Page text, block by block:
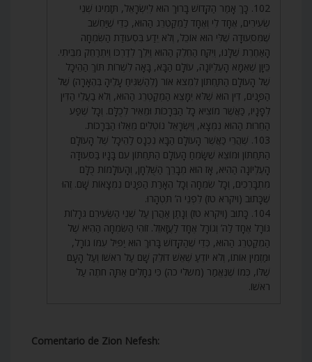
102. כָּךְ אָמַר הַקָּדוֹשׁ בָּרוּךְ הוּא לְיִשְׂרָאֵל, תַּזְמִינוּ שְׁנֵי
שְׂעִירִים, אֶחָד לִי וְאֶחָד לַמְקַטְרֵג הַהוּא, כְּדֵי שֶׁיַּחְשֹׁב
שֶׁמִּסְּעוּדָה שֶׁלִּי הוּא אוֹכֵל, וְלֹא יֵדַע בִּסְעוּדַת הַשִּׂמְחָה
הָאַחֶרֶת שֶׁלָּנוּ, וְיִקַּח הַחֵלֶק הַהוּא וְיֵלֵךְ לְדַרְכּוֹ וְיִתְרַחֵק מִבֵּיתִי.
כֵּיוָן שֶׁאִמָּא הָעֶלְיוֹנָה, עוֹלָם הַבָּא, בָּאָה לִשְׁרוֹת תּוֹךְ הַהֵיכָל
שֶׁל הָעוֹלָם הַתַּחְתּוֹן לִמְצֹא אוֹר (לְהַשְׁגִּיחַ עָלֶיהָ בְּהֶאָרָה) שֶׁל
הַפָּנִים, דִּין הוּא שֶׁלֹּא יִמָּצֵא הַמְקַטְרֵג הַהוּא, וְלֹא בַעֲלֵי הַדִּין
לְפָנָיו, כַּאֲשֶׁר מוֹצִיא כָל הַבְּרָכוֹת וּמֵאִיר לְכֻלָּם. וְכָל שֶׁפַע
הַחֵרוּת הַהוּא נִמְצָא, וְיִשְׂרָאֵל נוֹטְלִים מֵאֵלּוּ הַבְּרָכוֹת.
103. שֶׁהֲרֵי כַּאֲשֶׁר הָעוֹלָם הַבָּא נִכְנָס לַהֵיכָל שֶׁל הָעוֹלָם
הַתַּחְתּוֹן וּמוֹצֵא שֶׁשָּׂמֵחַ הָעוֹלָם הַתַּחְתּוֹן עִם בָּנָיו בַּסְּעוּדָה
הָעֶלְיוֹנָה הַהִיא, אָז הוּא מְבָרֵךְ הַשֻּׁלְחָן, וְהָעוֹלָמוֹת כֻּלָּם
מִתְבָּרְכִים, וְכָל שִׂמְחָה וְכָל הֶאָרַת הַפָּנִים נִמְצָאוֹת שָׁם. זֶהוּ
שֶׁכָּתוּב (ויקרא טז) לִפְנֵי ה’ תִּטְהָרוּ.
104. כָּתוּב (ויקרא טז) וְנָתַן אַהֲרֹן עַל שְׁנֵי הַשְּׂעִירִם גֹּרָלוֹת
גּוֹרָל אֶחָד לַה’ וְגוֹרָל אֶחָד לַעֲזָאזֵל. זוֹהִי הַשִּׂמְחָה הַהִיא שֶׁל
הַמְקַטְרֵג הַהוּא, כְּדֵי שֶׁהַקָּדוֹשׁ בָּרוּךְ הוּא יַפִּיל עִמּוֹ גוֹרָל,
וּמַזְמִין אוֹתוֹ, וְלֹא יוֹדֵעַ שֶׁאֵשׁ דּוֹלֵק שָׁם עַל רֹאשׁוֹ וְעַל הָעָם
שֶׁלּוֹ, כְּמוֹ שֶׁנֶּאֱמַר (משלי כה) כִּי גֶחָלִים אַתָּה חֹתֶה עַל
רֹאשׁוֹ.
Comentario de Zion Nefesh: